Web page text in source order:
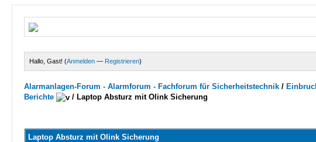
Hallo, Gast! (Anmelden — Registrieren)
Alarmanlagen-Forum - Alarmforum - Fachforum für Sicherheitstechnik /
Berichte
/ Laptop Absturz mit Olink Sicherung
Laptop Absturz mit Olink Sicherung